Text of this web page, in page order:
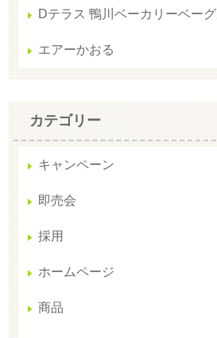
Dテラス 鴨川ベーカリーベー
エアーかおる
カテゴリー
キャンペーン
即売会
採用
ホームページ
商品